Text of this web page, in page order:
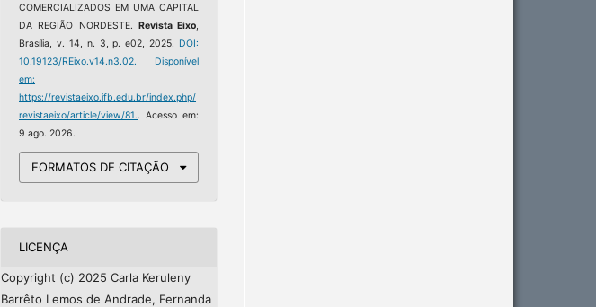
COMERCIALIZADOS EM UMA CAPITAL
DA REGIÃO NORDESTE. Revista Eixo
Brasília, v. 14, n. 3, p. e02, 2025. DOI:
10.19123/REixo.v14.n3.02. Disponível
em:
https://revistaeixo.ifb.edu.br/index.php/
revistaeixo/article/view/81.. Acesso em:
9 ago. 2026.
FORMATOS DE CITAÇÃO
LICENÇA
Copyright (c) 2025 Carla Keruleny
Barrêto Lemos de Andrade, Fernanda